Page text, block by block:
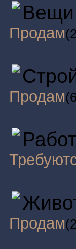
Вещи
Продам
Продам
Продам